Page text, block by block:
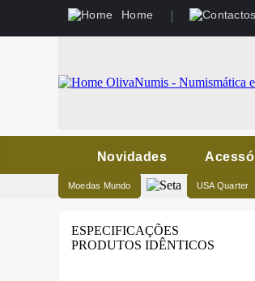
Home
Novidades
Moedas Mundo USA Quarter
ESPECIFICAÇÕES
PRODUTOS IDÊNTICOS